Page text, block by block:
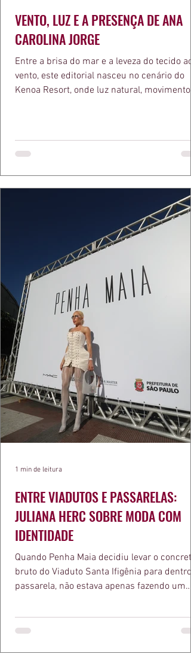
VENTO, LUZ E A PRESENÇA DE ANA
CAROLINA JORGE
Entre a brisa do mar e a leveza do tecido ao
vento, este editorial nasceu no cenário do
Kenoa Resort, onde luz natural, movimento e
bolsa da Malu Pires, em uma composição
algo de intemporal em vestir o vento e
que ele conduza a cena. Cada dobra do
cada reflexo dourado da luz sobre a pe
ENTRE VIADUTOS E PASSARELAS:
JULIANA HERC SOBRE MODA COM
IDENTIDADE
Quando Penha Maia decidiu levar o concreto
bruto do Viaduto Santa Ifigênia para dentro
passarela, não estava apenas fazendo um
a apresentadora e influenciadora Juliana
defende há tempos, o de que moda
1 min de leitura